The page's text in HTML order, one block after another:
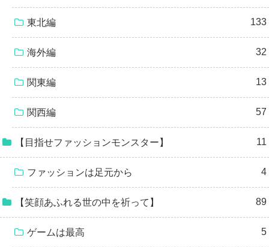
東北編 133
海外編 32
関東編 13
関西編 57
【目指せファッションモンスター】 11
ファッションは足元から 4
【笑顔あふれる世の中を祈って】 89
ゲームは最高 5